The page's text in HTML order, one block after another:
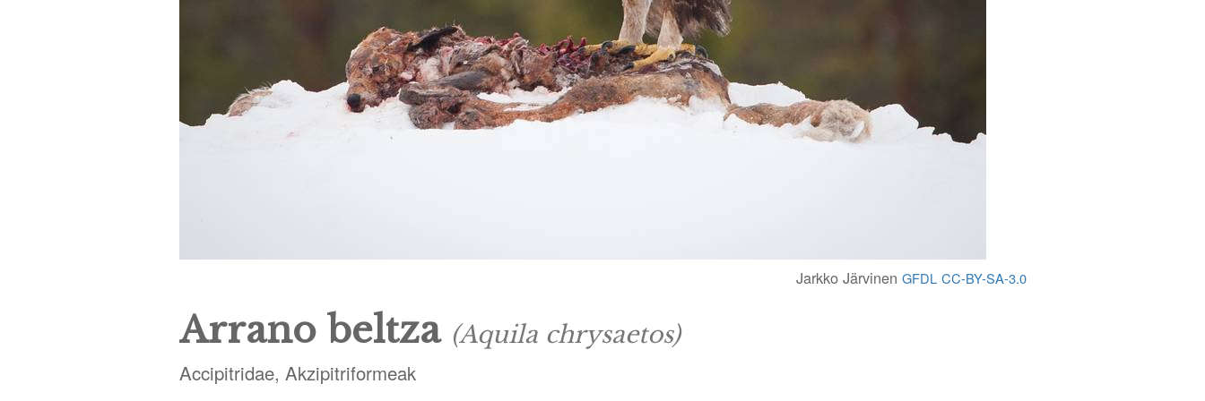
Jarkko Järvinen GFDL CC-BY-SA-3.0
Arrano beltza (Aquila chrysaetos)
Accipitridae, Akzipitriformeak